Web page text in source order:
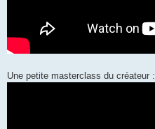
Une petite masterclass du créateur :